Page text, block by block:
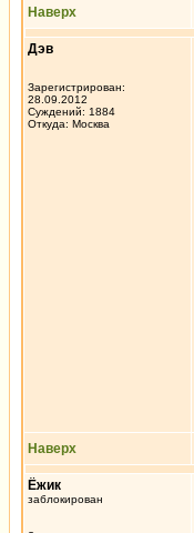
Наверх
Дэв
Зарегистрирован:
28.09.2012
Суждений: 1884
Откуда: Москва
Наверх
Ёжик
заблокирован